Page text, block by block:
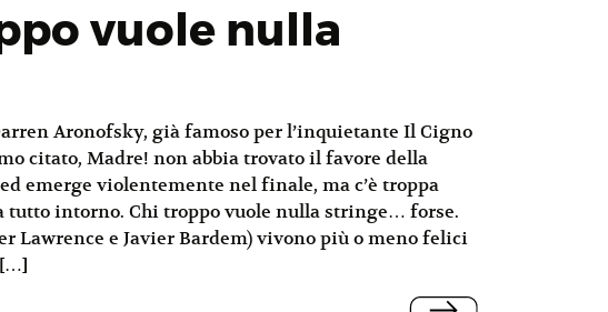
vuole nulla
Aronofsky, già famoso per l’inquietante Il Cigno
citato, Madre! non abbia trovato il favore della
emerge violentemente nel finale, ma c’è troppa
tutto intorno. Chi troppo vuole nulla stringe… forse.
Lawrence e Javier Bardem) vivono più o meno felici
[…]